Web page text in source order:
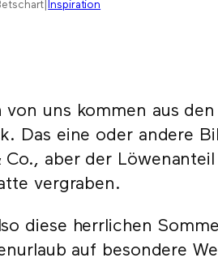
Inspiration
von uns kommen aus
Das eine oder andere
Co., aber der
vergraben.
diese herrlichen
auf besondere